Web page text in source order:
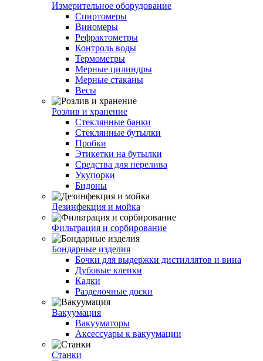
Измерительное оборудование
Спиртомеры
Виномеры
Рефрактометры
Контроль воды
Термометры
Мерные цилиндры
Мерные стаканы
Весы
Розлив и хранение
Стеклянные банки
Стеклянные бутылки
Пробки
Этикетки на бутылки
Средства для перелива
Укупорки
Бидоны
Дезинфекция и мойка
Фильтрация и сорбирование
Бондарные изделия
Бочки для выдержки дистиллятов и вина
Дубовые клепки
Кадки
Разделочные доски
Вакуумация
Вакууматоры
Аксессуары к вакуумации
Станки